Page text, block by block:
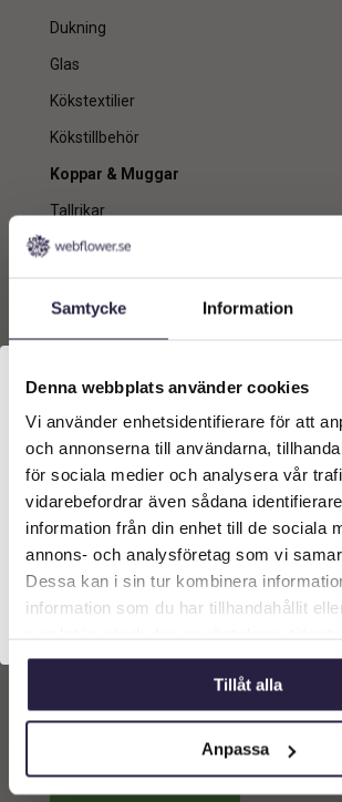
Samtycke Information
Denna webbplats använder cookies
Vi använder enhetsidentifierare för att
och annonserna till användarna,
för sociala medier och analysera vår
vidarebefordrar även sådana
information från din enhet till de sociala
annons- och analysföretag som vi
Dessa kan i sin tur kombinera
information som du har tillhandahållit
Tillåt alla
Anpassa
Dukning
Glas
Kökstextilier
Kökstillbehör
Koppar & Muggar
Tallrikar
Mugg
Endast ett sökresultat
Ø10xH10 cm — 6-pack
649kr
Lägg till i
Välkommen till
Vilken typ av kund är du? Du kan alltid
längst upp på sidan.
Företagskund (exkl.
Privatkund (inkl. moms)